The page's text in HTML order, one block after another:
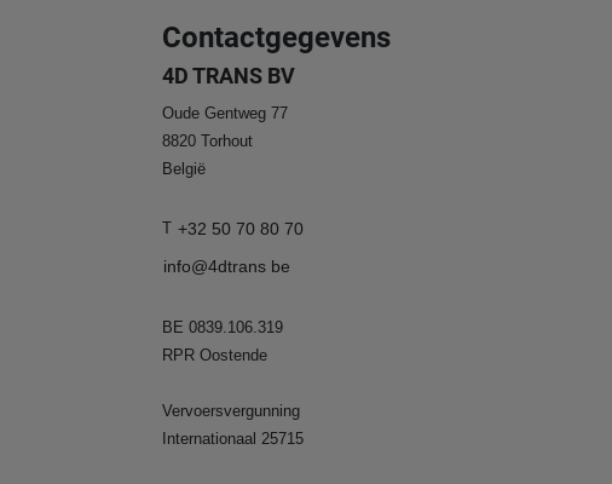
Contactgegevens
4D TRANS BV
Oude Gentweg 77
8820 Torhout
België
T +32 50 70 80 70
info@4dtrans be
BE 0839.106.319
RPR Oostende
Vervoersvergunning
Internationaal 25715